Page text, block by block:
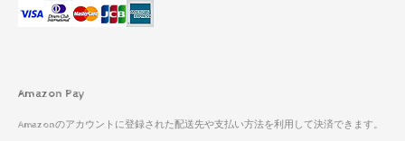
Amazon Pay
Amazonのアカウントに登録された配送先や支払い方法を利用して決済できます。